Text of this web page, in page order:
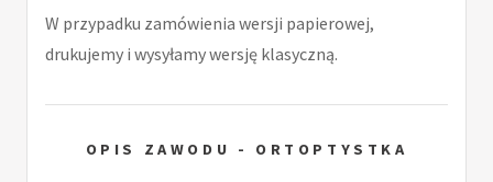
W przypadku zamówienia wersji papierowej,
drukujemy i wysyłamy wersję klasyczną.
OPIS ZAWODU - ORTOPTYSTKA